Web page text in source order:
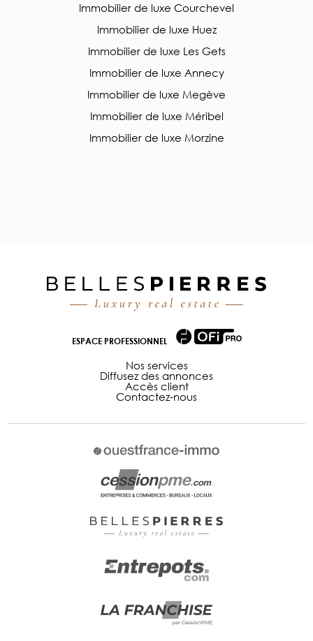
Immobilier de luxe Courchevel
Immobilier de luxe Huez
Immobilier de luxe Les Gets
Immobilier de luxe Annecy
Immobilier de luxe Megève
Immobilier de luxe Méribel
Immobilier de luxe Morzine
ESPACE PROFESSIONNEL
Nos services
Diffusez des annonces
Accès client
Contactez-nous